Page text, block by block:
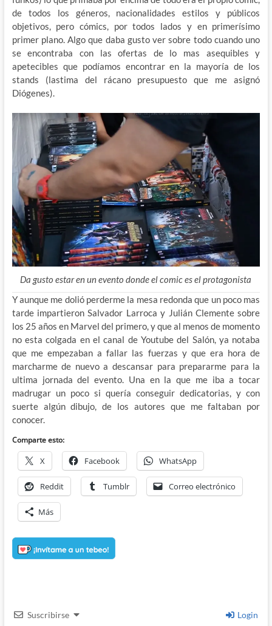
de todos los géneros, nacionalidades estilos y públicos
objetivos, pero cómics, por todos lados y en primerísimo
primer plano. Algo que daba gusto ver sobre todo cuando uno
se encontraba con las ofertas de lo mas asequibles y
apetecibles que podíamos encontrar en la mayoría de los
stands (lastima del rácano presupuesto que me asignó
Diógenes).
Da gusto estar en un evento donde el comic es el protagonista
Y aunque me dolió perderme la mesa redonda que un poco mas
tarde impartieron Salvador Larroca y Julián Clemente sobre
los 25 años en Marvel del primero, y que al menos de momento
no esta colgada en el canal de Youtube del Salón, ya notaba
que me empezaban a fallar las fuerzas y que era hora de
marcharme de nuevo a descansar para prepararme para la
ultima jornada del evento. Una en la que me iba a tocar
madrugar un poco si quería conseguir dedicatorias, y con
suerte algún dibujo, de los autores que me faltaban por
conocer.
Comparte esto:
X Facebook WhatsApp
Reddit Tumblr Correo electrónico
Más
Suscribirse Login